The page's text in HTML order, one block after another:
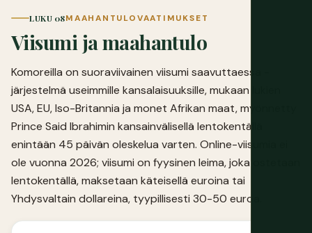
LUKU 08MAAHANTULOVAATIMUKSET
Viisumi ja maahantulo
Komoreilla on suoraviivainen viisumi saavuttaessa -
järjestelmä useimmille kansalaisuuksille, mukaan lukien
USA, EU, Iso-Britannia ja monet Afrikan maat, myönnetty
Prince Said Ibrahimin kansainvälisellä lentokentällä
enintään 45 päivän oleskelua varten. Online-viisumia ei
ole vuonna 2026; viisumi on fyysinen leima, joka ostetaan
lentokentällä, maksetaan käteisellä euroina tai
Yhdysvaltain dollareina, tyypillisesti 30-50 euroa.